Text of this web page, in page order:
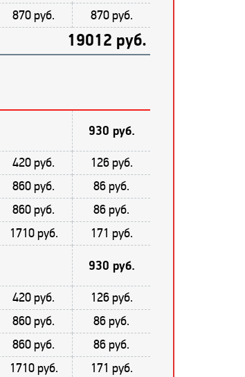
870 руб. 870 руб.
19012 руб.
930 руб.
420 руб.
126 руб.
860 руб.
86 руб.
860 руб.
86 руб.
1710 руб. 171 руб.
930 руб.
420 руб.
126 руб.
860 руб.
86 руб.
860 руб.
86 руб.
1710 руб. 171 руб.